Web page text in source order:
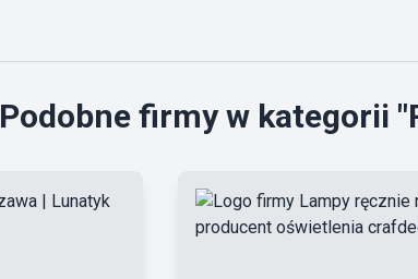
Podobne firmy w kategorii